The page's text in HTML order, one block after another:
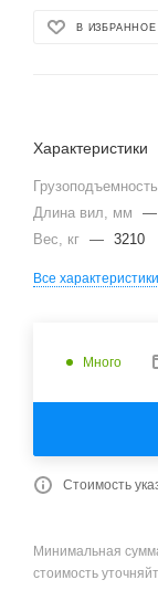
В ИЗБРАННОЕ
Характеристики
Длина вил, мм
—
Вес, кг — 3210
Все характеристики
Много
Стоимость
Минимальная
стоимость